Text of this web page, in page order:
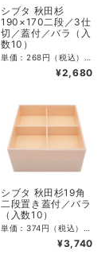
シブタ 秋田杉
190×170二段／3仕
切／蓋付／バラ（入
数10）
¥2,680
シブタ 秋田杉19角
二段置き蓋付／バラ
（入数10）
¥3,740